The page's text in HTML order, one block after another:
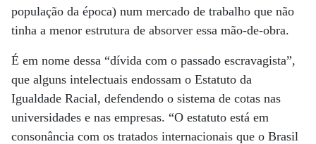
população da época) num mercado de trabalho que não
tinha a menor estrutura de absorver essa mão-de-obra.
É em nome dessa “dívida com o passado escravagista”,
que alguns intelectuais endossam o Estatuto da
Igualdade Racial, defendendo o sistema de cotas nas
universidades e nas empresas. “O estatuto está em
consonância com os tratados internacionais que o Brasil